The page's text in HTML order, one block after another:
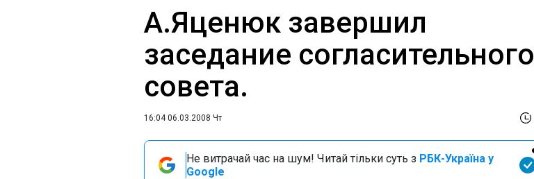
А.Яценюк завершил
заседание согласительного
совета.
16:04 06.03.2008 Чт
Не витрачай час на шум! Читай тільки суть з РБК-Україна у
Google